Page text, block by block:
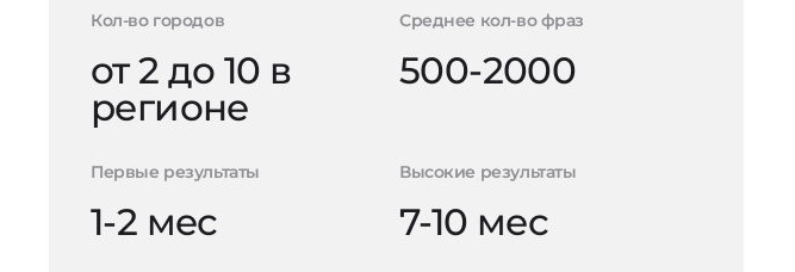
Кол-во городов
от 2 до 10 в
регионе
Среднее кол-во фраз
500-2000
Первые результаты
1-2 мес
Высокие результаты
7-10 мес